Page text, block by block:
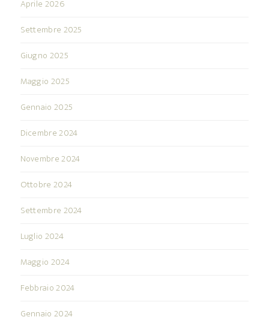
Aprile 2026
Settembre 2025
Giugno 2025
Maggio 2025
Gennaio 2025
Dicembre 2024
Novembre 2024
Ottobre 2024
Settembre 2024
Luglio 2024
Maggio 2024
Febbraio 2024
Gennaio 2024